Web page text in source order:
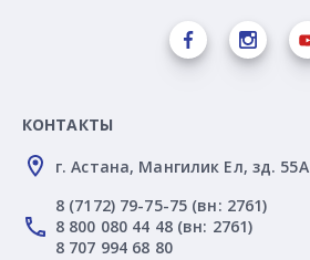
КОНТАКТЫ
г. Астана, Мангилик Ел, зд. 55А
8 (7172) 79-75-75 (вн: 2761)
8 800 080 44 48 (вн: 2761)
8 707 994 68 80